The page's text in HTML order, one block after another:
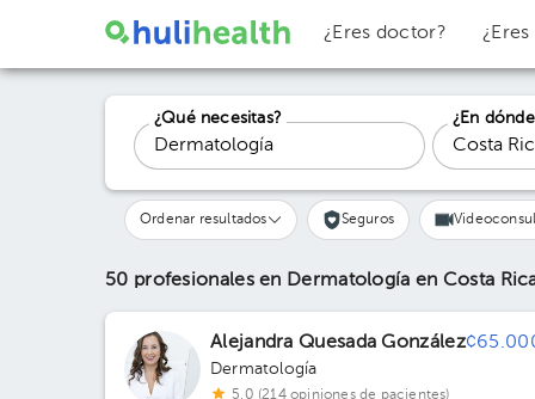
¿Eres doctor?
¿Qué necesitas?
¿En
Ordenar resultados Seguros
50 profesionales en Dermatología en Costa
Alejandra Quesada González
Dermatología
5.0 (214 opiniones de pacientes)